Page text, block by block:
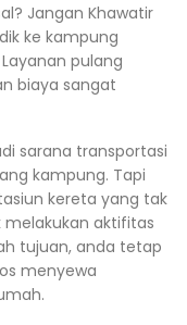
Jangan Khawatir
ke kampung
pulang
biaya sangat
sarana transportasi
kampung. Tapi
kereta yang tak
aktifitas
tujuan, anda tetap
menyewa